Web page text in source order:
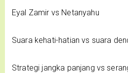
Eyal Zamir vs Netanyahu
Suara kehati-hatian vs suara
Strategi jangka panjang vs